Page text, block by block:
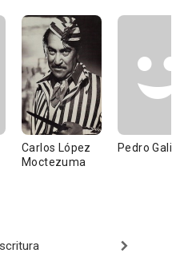
Carlos López
Moctezuma
Pedro